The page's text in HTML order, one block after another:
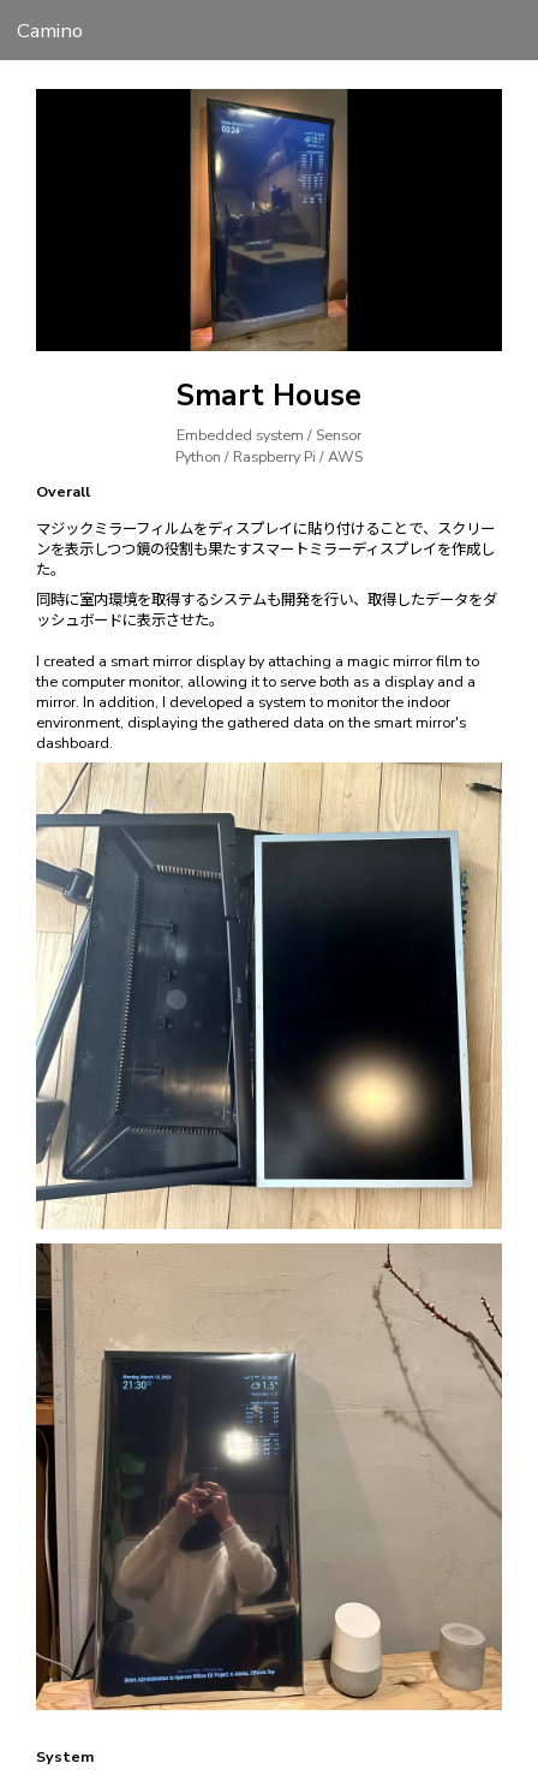
Camino
Smart House
Embedded system / Sensor
Python / Raspberry Pi /AWS
Overall
マジックミラーフィルムをディスプレイに貼り付けることで、スクリー
ンを表示しつつ鏡の役割も果たすスマートミラーディスプレイを作成し
た。
同時に室内環境を取得するシステムも開発を行い、取得したデータをダ
ッシュボードに表示させた。
I created a smart mirror display by attaching a magic mirror film to
the computer monitor, allowing it to serve both as a display and a
mirror. In addition, I developed a system to monitor the indoor
environment, displaying the gathered data on the smart mirror's
dashboard.
System